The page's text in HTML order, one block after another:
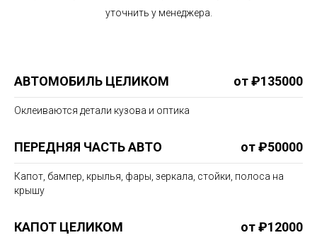
уточнить у менеджера.
АВТОМОБИЛЬ ЦЕЛИКОМ от ₽135000
Оклеиваются детали кузова и оптика
ПЕРЕДНЯЯ ЧАСТЬ АВТО от ₽50000
Капот, бампер, крылья, фары, зеркала, стойки, полоса на
крышу
КАПОТ ЦЕЛИКОМ от ₽12000